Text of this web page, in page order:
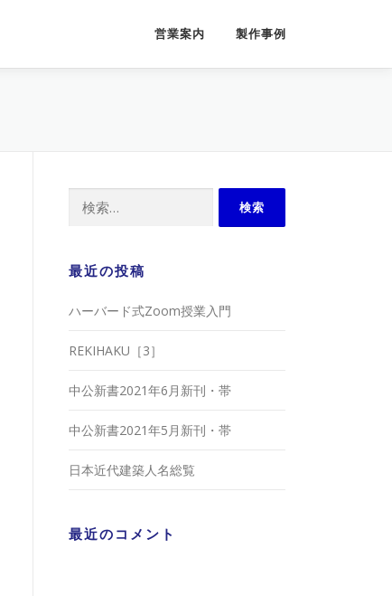
営業案内 製作事例
最近の投稿
ハーバード式Zoom授業入門
REKIHAKU［3］
中公新書2021年6月新刊・帯
中公新書2021年5月新刊・帯
日本近代建築人名総覧
最近のコメント